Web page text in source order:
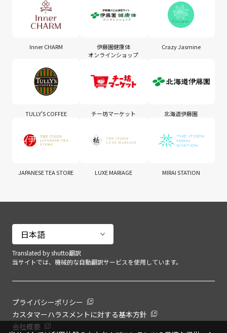
Translated by shutto翻訳
当サイトでは、機械的な自動翻訳サービスを使用しています。
Inner CHARM
伊藤園健康体
オンラインショップ
Crazy Jasmine
TULLY'S COFFEE チー坊マーケット 北海道伊藤園
JAPANESE TEA STORE LUXE MARIAGE MIRAI STATION
プライバシーポリシー
カスタマーハラスメントに対する基本方針
会社概要